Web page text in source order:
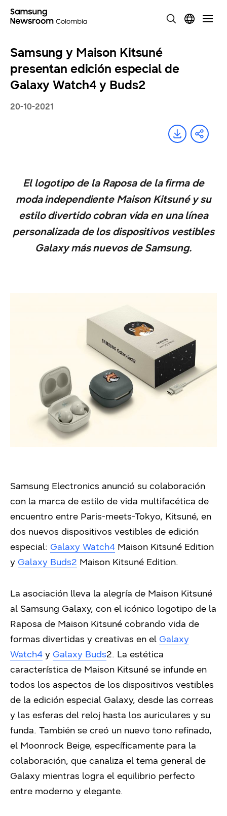
Samsung y Maison Kitsuné
presentan edición especial de
Galaxy Watch4 y Buds2
20-10-2021
El logotipo de la Raposa de la firma de
moda independiente Maison Kitsuné y su
estilo divertido cobran vida en una línea
personalizada de los dispositivos vestibles
Galaxy más nuevos de Samsung.
Samsung Electronics anunció su colaboración
con la marca de estilo de vida multifacética de
encuentro entre Paris-meets-Tokyo, Kitsuné, en
dos nuevos dispositivos vestibles de edición
especial: Galaxy Watch4 Maison Kitsuné Edition
y Galaxy Buds2 Maison Kitsuné Edition.
La asociación lleva la alegría de Maison Kitsuné
al Samsung Galaxy, con el icónico logotipo de la
Raposa de Maison Kitsuné cobrando vida de
formas divertidas y creativas en el Galaxy
Watch4 y Galaxy Buds2. La estética
característica de Maison Kitsuné se infunde en
todos los aspectos de los dispositivos vestibles
de la edición especial Galaxy, desde las correas
y las esferas del reloj hasta los auriculares y su
funda. También se creó un nuevo tono refinado,
el Moonrock Beige, específicamente para la
colaboración, que canaliza el tema general de
Galaxy mientras logra el equilibrio perfecto
entre moderno y elegante.